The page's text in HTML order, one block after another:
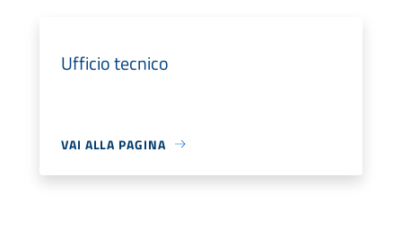
Ufficio tecnico
VAI ALLA PAGINA